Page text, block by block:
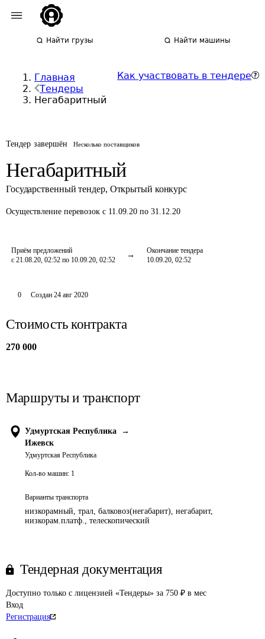
Найти грузы Найти машины
Главная
Тендеры
Негабаритный
Как участвовать в тендере
Тендер завершён Несколько поставщиков
Негабаритный
Государственный тендер, Открытый конкурс
Осуществление перевозок с 11.09.20 по 31.12.20
Приём предложений
с 21.08.20, 02:52 по 10.09.20, 02:52
Окончание тендера
10.09.20, 02:52
0 Создан 24 авг 2020
Стоимость контракта
270 000
Маршруты и транспорт
Удмуртская Республика
→
Ижевск
Удмуртская Республика
Кол-во машин: 1
Варианты транспорта
низкорамный, трал, балковоз(негабарит), негабарит,
низкорам.платф., телескопический
Тендерная документация
Доступно только с лицензией «Тендеры» за 750 ₽ в мес
Вход
Регистрация